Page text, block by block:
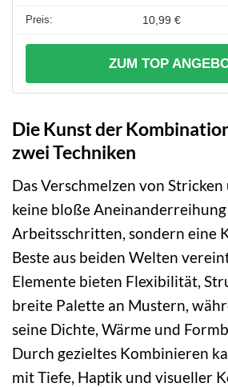
10,99 €
ZUM TOP
Die Kunst der
zwei Techniken
Das Verschmelzen von
keine bloße
Arbeitsschritten, sondern eine
Beste aus beiden Welten
Elemente bieten Flexibilität,
breite Palette an Mustern,
seine Dichte, Wärme und
Durch gezieltes Kombinieren
mit Tiefe, Haptik und visueller